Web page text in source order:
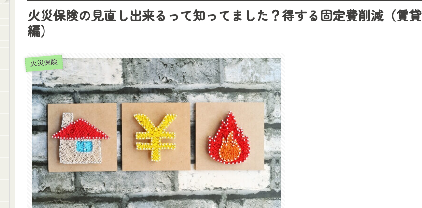
火災保険の見直し出来るって知ってました？得する固定費削減（賃貸
編）
火災保険